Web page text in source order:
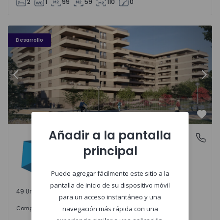
2 1 99 59 110 0
Desarrollo
PLENO JARDIM - 3
Anterior
Águas Santas, PortoPLENO JARDIM
Águas Santas, Porto
49 Unidades disponibles
Comprar 242.000 €
Añadir a la pantalla
principal
Puede agregar fácilmente este sitio a la
pantalla de inicio de su dispositivo móvil
para un acceso instantáneo y una
navegación más rápida con una